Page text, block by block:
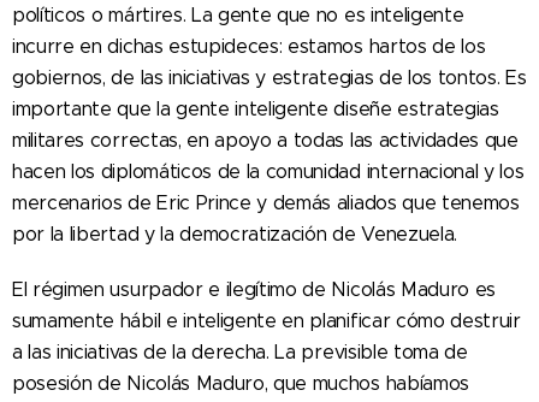
políticos o mártires. La gente que no es inteligente
incurre en dichas estupideces: estamos hartos de los
gobiernos, de las iniciativas y estrategias de los tontos. Es
importante que la gente inteligente diseñe estrategias
militares correctas, en apoyo a todas las actividades que
hacen los diplomáticos de la comunidad internacional y los
mercenarios de Eric Prince y demás aliados que tenemos
por la libertad y la democratización de Venezuela.
El régimen usurpador e ilegítimo de Nicolás Maduro es
sumamente hábil e inteligente en planificar cómo destruir
a las iniciativas de la derecha. La previsible toma de
posesión de Nicolás Maduro, que muchos habíamos